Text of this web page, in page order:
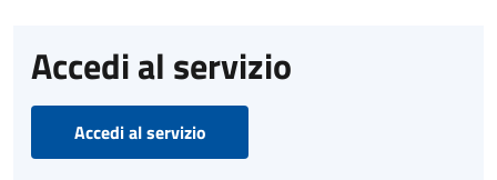
Accedi al servizio
Accedi al servizio